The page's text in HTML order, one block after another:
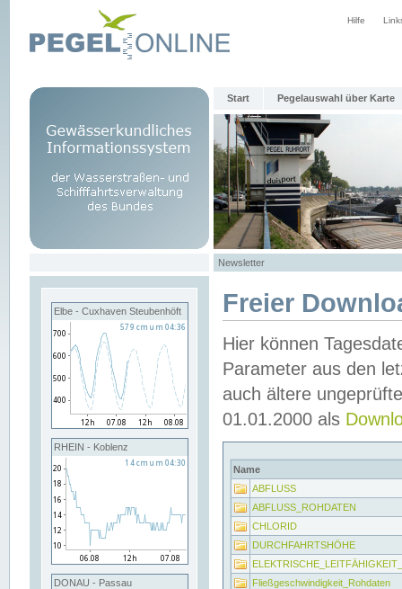
Hilfe
Start Pegelauswahl über Karte
Newsletter
Elbe - Cuxhaven Steubenhöft
RHEIN - Koblenz
DONAU - Passau
Freier
Hier können
Parameter aus den
auch ältere
01.01.2000 als
Name
ABFLUSS
ABFLUSS_ROHDATEN
CHLORID
DURCHFAHRTSHÖHE
Fließgeschwindigkeit_Rohdaten